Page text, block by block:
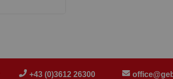
+43 (0)3612 26300